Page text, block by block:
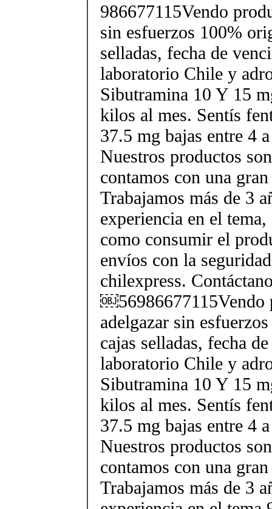
986677115Vendo
sin esfuerzos 100%
selladas, fecha de
laboratorio Chile y
Sibutramina 10 Y 15
kilos al mes. Sentís
37.5 mg bajas entre 4
Nuestros productos
contamos con una
Trabajamos más de 3
experiencia en el
como consumir el
envíos con la
chilexpress.
￼56986677115Vendo
adelgazar sin
cajas selladas, fecha
laboratorio Chile y
Sibutramina 10 Y 15
kilos al mes. Sentís
37.5 mg bajas entre 4
Nuestros productos
contamos con una
Trabajamos más de 3